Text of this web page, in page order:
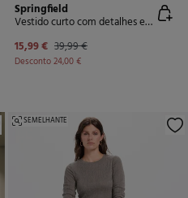
Springfield
Vestido curto com detalhes em lurex
15,99 € 39,99 €
Desconto24,00 €
SEMELHANTE